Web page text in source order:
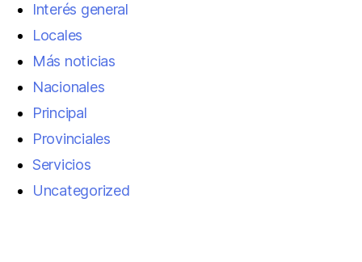
Interés general
Locales
Más noticias
Nacionales
Principal
Provinciales
Servicios
Uncategorized